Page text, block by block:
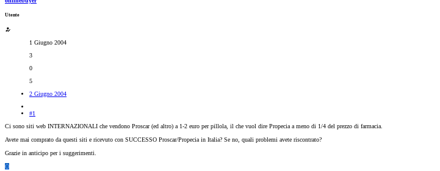
Utente
1 Giugno 2004
3
0
5
2 Giugno 2004
#1
Ci sono siti web INTERNAZIONALI che vendono Proscar (ed altro) a 1-2 euro per pillola, il che vuol dire Propecia a meno di 1/4 del prezzo di farmacia.
Avete mai comprato da questi siti e ricevuto con SUCCESSO Proscar/Propecia in Italia? Se no, quali problemi avete riscontrato?
Grazie in anticipo per i suggerimenti.
O